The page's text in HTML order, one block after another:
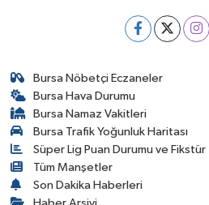
Bursa Nöbetçi Eczaneler
Bursa Hava Durumu
Bursa Namaz Vakitleri
Bursa Trafik Yoğunluk Haritası
Süper Lig Puan Durumu ve Fikstür
Tüm Manşetler
Son Dakika Haberleri